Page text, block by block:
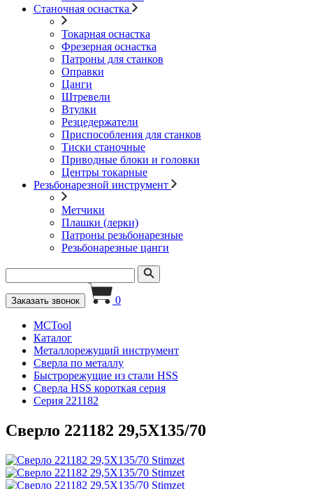
Станочная оснастка
Токарная оснастка
Фрезерная оснастка
Патроны для станков
Оправки
Цанги
Штревели
Втулки
Резцедержатели
Приспособления для станков
Тиски станочные
Приводные блоки и головки
Центры токарные
Резьбонарезной инструмент
Метчики
Плашки (лерки)
Патроны резьбонарезные
Резьбонарезные цанги
Заказать звонок 0
MCTool
Каталог
Металлорежущий инструмент
Сверла по металлу
Быстрорежущие из стали HSS
Сверла HSS короткая серия
Серия 221182
Сверло 221182 29,5X135/70